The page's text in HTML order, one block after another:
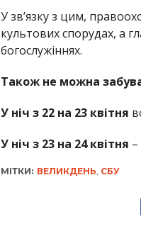
У зв’язку з цим,
культових спорудах, а
богослужіннях.
Також не можна
У ніч з 22 на 23 квітня
У ніч з 23 на 24 квітня –
МІТКИ: ВЕЛИКДЕНЬ, СБУ